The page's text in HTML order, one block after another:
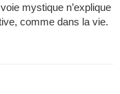
mystique n’explique
comme dans la vie.